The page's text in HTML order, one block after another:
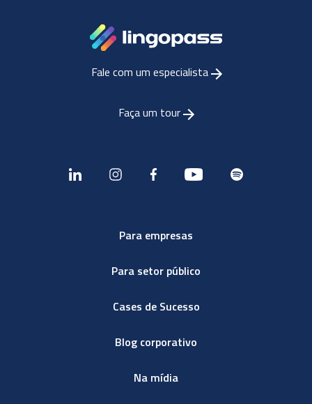
Fale com um especialista
Faça um tour
Para empresas
Para setor público
Cases de Sucesso
Blog corporativo
Na mídia